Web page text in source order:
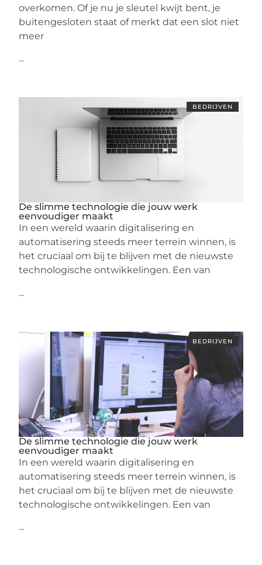
overkomen. Of je nu je sleutel kwijt bent, je
buitengesloten staat of merkt dat een slot niet
meer
...
BEDRIJVEN
De slimme technologie die jouw werk
eenvoudiger maakt
In een wereld waarin digitalisering en
automatisering steeds meer terrein winnen, is
het cruciaal om bij te blijven met de nieuwste
technologische ontwikkelingen. Een van
...
BEDRIJVEN
De slimme technologie die jouw werk
eenvoudiger maakt
In een wereld waarin digitalisering en
automatisering steeds meer terrein winnen, is
het cruciaal om bij te blijven met de nieuwste
technologische ontwikkelingen. Een van
...